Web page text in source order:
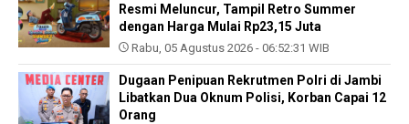
Resmi Meluncur, Tampil Retro Summer
dengan Harga Mulai Rp23,15 Juta
Rabu, 05 Agustus 2026 - 06:52:31 WIB
Dugaan Penipuan Rekrutmen Polri di Jambi
Libatkan Dua Oknum Polisi, Korban Capai 12
Orang